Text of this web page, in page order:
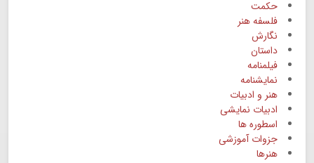
حکمت
فلسفه هنر
نگارش
داستان
فیلمنامه
نمایشنامه
هنر و ادبیات
ادبیات نمایشی
اسطوره ها
جزوات آموزشی
هنرها